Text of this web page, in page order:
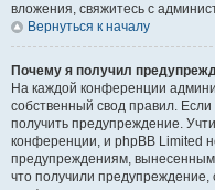
вложения, свяжитесь с
Вернуться к началу
Почему я получил
На каждой конференции
собственный свод правил.
получить предупреждение.
конференции, и phpBB Limited
предупреждениям,
что получили